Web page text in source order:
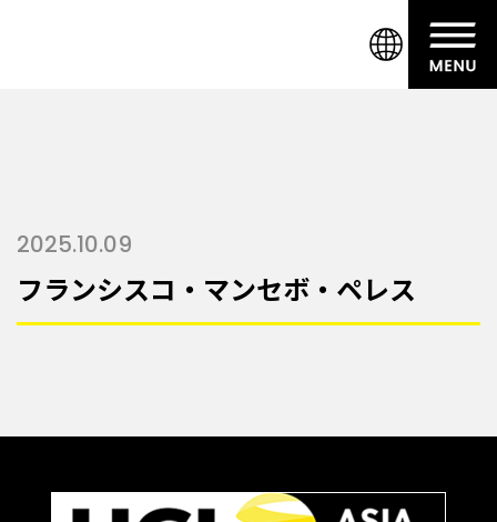
2025.10.09
フランシスコ・マンセボ・ペレス